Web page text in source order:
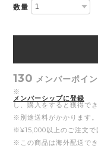
数量
130 メンバーポイン
※
メンバーシップに登録
し、購入をすると獲得でき
※別途送料がかかります。
※¥15,000以上のご注文で
※この商品は海外配送でき